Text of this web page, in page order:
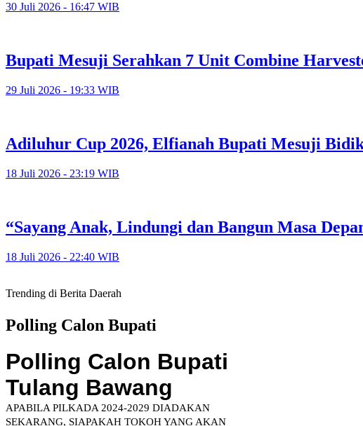
30 Juli 2026 - 16:47 WIB
Bupati Mesuji Serahkan 7 Unit Combine
29 Juli 2026 - 19:33 WIB
Adiluhur Cup 2026, Elfianah Bupati Mesuji
18 Juli 2026 - 23:19 WIB
“Sayang Anak, Lindungi dan Bangun Masa
18 Juli 2026 - 22:40 WIB
Trending di Berita Daerah
Polling Calon Bupati